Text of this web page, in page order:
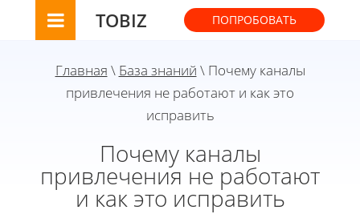
TOBIZ ПОПРОБОВАТЬ
Главная \ База знаний \ Почему каналы
привлечения не работают и как это
исправить
Почему каналы
привлечения не работают
и как это исправить